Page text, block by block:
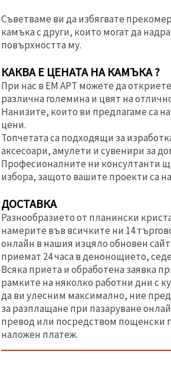
Съветваме ви да избягвате
камъка с други, които могат да
повърхността му.
КАКВА Е ЦЕНАТА НА КАМЪКА ?
При нас в ЕМ АРТ можете да
различна големина и цвят на
Нанизите, които ви предлагаме са
цени.
Топчетата са подходящи за
аксесоари, амулети и сувенири за
Професионалните ни консултанти
избора, защото вашите проекти са
ДОСТАВКА
Разнообразието от планински
намерите във всичките ни 14
онлайн в нашия изцяло обновен
приемат 24 часа в денонощието,
Всяка приета и обработена заявка
рамките на няколко работни дни с
да ви улесним максимално, ние
за разплащане при пазаруване
превод или посредством пощенски
наложен платеж.